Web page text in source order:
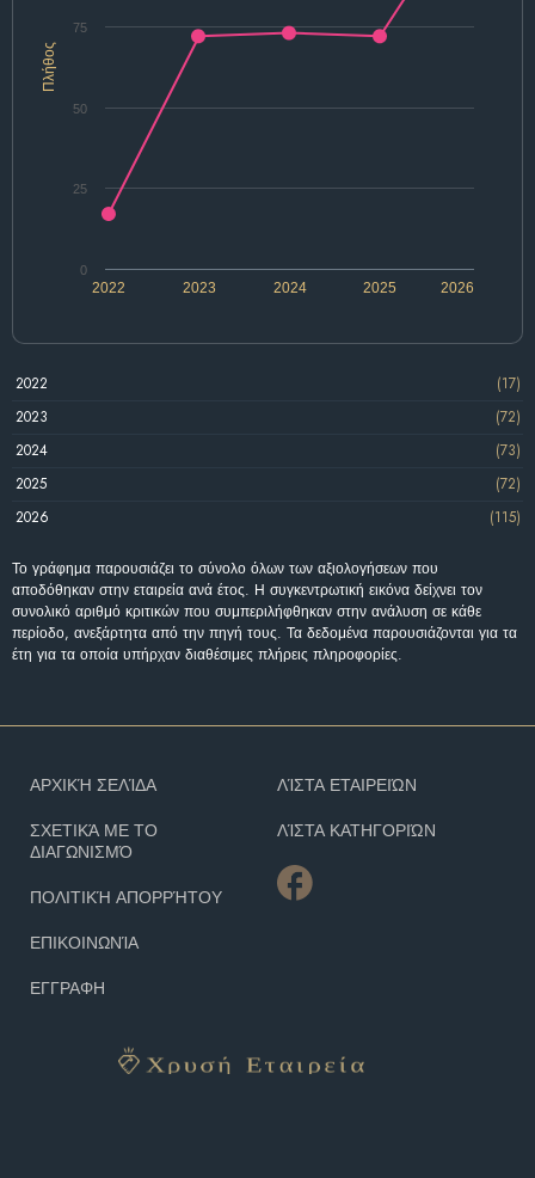
Πλήθος
2025
2022 2023 2024 2026
0
25
50
75
2022
(17)
2023
(72)
2024
(73)
2025
(72)
2026
(115)
Το γράφημα παρουσιάζει το σύνολο όλων των αξιολογήσεων που
αποδόθηκαν στην εταιρεία ανά έτος. Η συγκεντρωτική εικόνα δείχνει τον
συνολικό αριθμό κριτικών που συμπεριλήφθηκαν στην ανάλυση σε κάθε
περίοδο, ανεξάρτητα από την πηγή τους. Τα δεδομένα παρουσιάζονται για τα
έτη για τα οποία υπήρχαν διαθέσιμες πλήρεις πληροφορίες.
ΑΡΧΙΚΉ ΣΕΛΊΔΑ
ΣΧΕΤΙΚΆ ΜΕ ΤΟ
ΔΙΑΓΩΝΙΣΜΌ
ΠΟΛΙΤΙΚΉ ΑΠΟΡΡΉΤΟΥ
ΕΠΙΚΟΙΝΩΝΊΑ
ΕΓΓΡΑΦΗ
ΛΊΣΤΑ ΕΤΑΙΡΕΙΏΝ
ΛΊΣΤΑ ΚΑΤΗΓΟΡΙΏΝ